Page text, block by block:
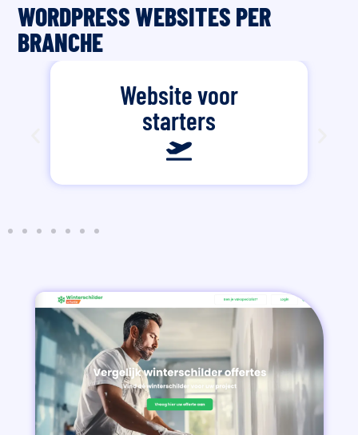
WORDPRESS WEBSITES PER
BRANCHE
Website voor
starters